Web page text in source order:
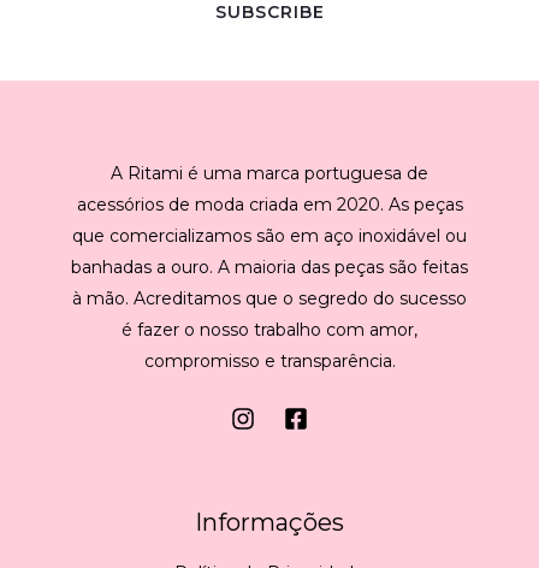
SUBSCRIBE
A Ritami é uma marca portuguesa de
acessórios de moda criada em 2020. As peças
que comercializamos são em aço inoxidável ou
banhadas a ouro. A maioria das peças são feitas
à mão. Acreditamos que o segredo do sucesso
é fazer o nosso trabalho com amor,
compromisso e transparência.
Informações